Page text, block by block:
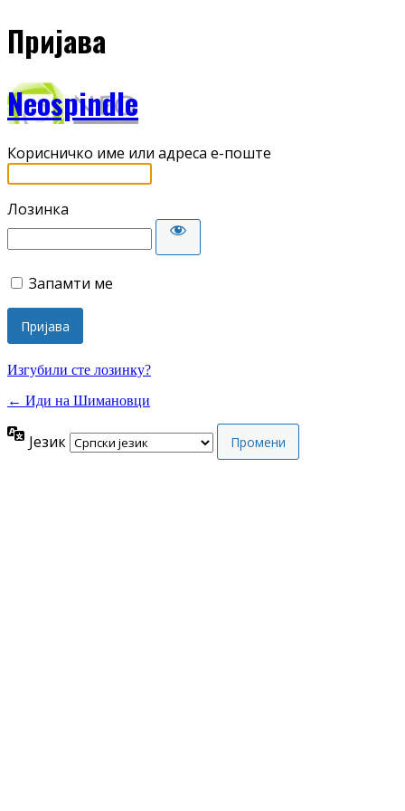
Пријава
Neospindle
Корисничко име или адреса е-поште
Лозинка
Запамти ме
Изгубили сте лозинку?
← Иди на Шимановци
Језик